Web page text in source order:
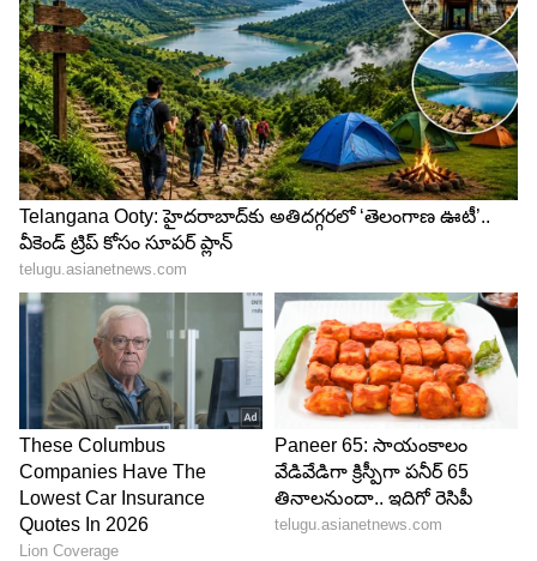
4
Image Credit :StockPhoto
పాజిటివ్ ఆలోచనలు